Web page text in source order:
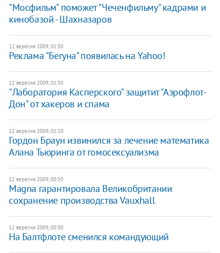
"Мосфильм" поможет "Чеченфильму" кадрами и
кинобазой - Шахназаров
12 вересня 2009, 01:50
Реклама "Бегуна" появилась на Yahoo!
12 вересня 2009, 01:30
"Лаборатория Касперского" защитит "Аэрофлот-
Дон" от хакеров и спама
12 вересня 2009, 01:10
Гордон Браун извинился за лечение математика
Алана Тьюринга от гомосексуализма
12 вересня 2009, 00:50
Magna гарантировала Великобритании
сохранение производства Vauxhall
12 вересня 2009, 00:30
На Балтфлоте сменился командующий